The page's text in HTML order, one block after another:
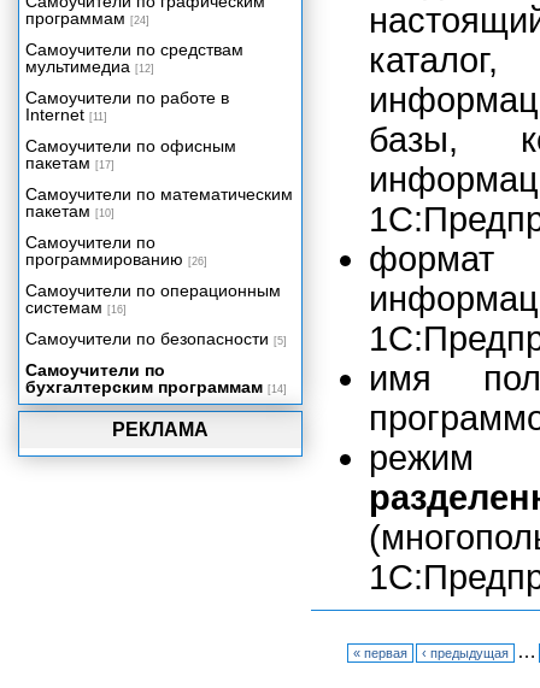
базы,
формат
имя
« первая ‹ предыдущая …
РЕКЛАМА
программам [24]
Самоучители по средствам
мультимедиа [12]
Самоучители по работе в
Internet [11]
Самоучители по офисным
пакетам [17]
Самоучители по математическим
пакетам [10]
Самоучители по
программированию [26]
Самоучители по операционным
системам [16]
Самоучители по безопасности [5]
Самоучители по
бухгалтерским программам [14]